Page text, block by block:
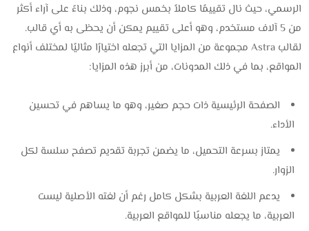
الرسمي، حيث نال تقييمًا كاملاً بخمس نجوم، وذلك بناءً على آراء أكثر
من 5 آلاف مستخدم، وهو أعلى تقييم يمكن أن يحظى به أي قالب.
لقالب Astra مجموعة من المزايا التي تجعله اختيارًا مثاليًا لمختلف أنواع
المواقع، بما في ذلك المدونات، من أبرز هذه المزايا:
الصفحة الرئيسية ذات حجم صغير، وهو ما يساهم في تحسين
الأداء.
يمتاز بسرعة التحميل، ما يضمن تجربة تقديم تصفح سلسة لكل
الزوار.
يدعم اللغة العربية بشكل كامل رغم أن لغته الأصلية ليست
العربية، ما يجعله مناسبًا للمواقع العربية.